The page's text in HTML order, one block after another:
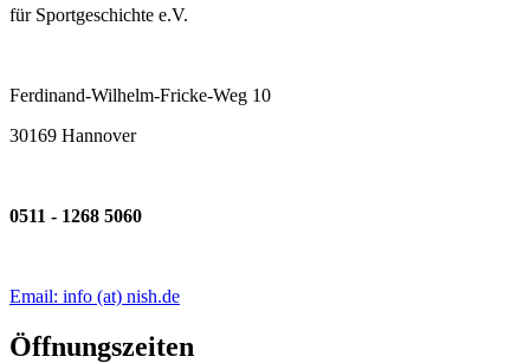
für Sportgeschichte e.V.
Ferdinand-Wilhelm-Fricke-Weg 10
30169 Hannover
0511 - 1268 5060
Email: info (at) nish.de
Öffnungszeiten